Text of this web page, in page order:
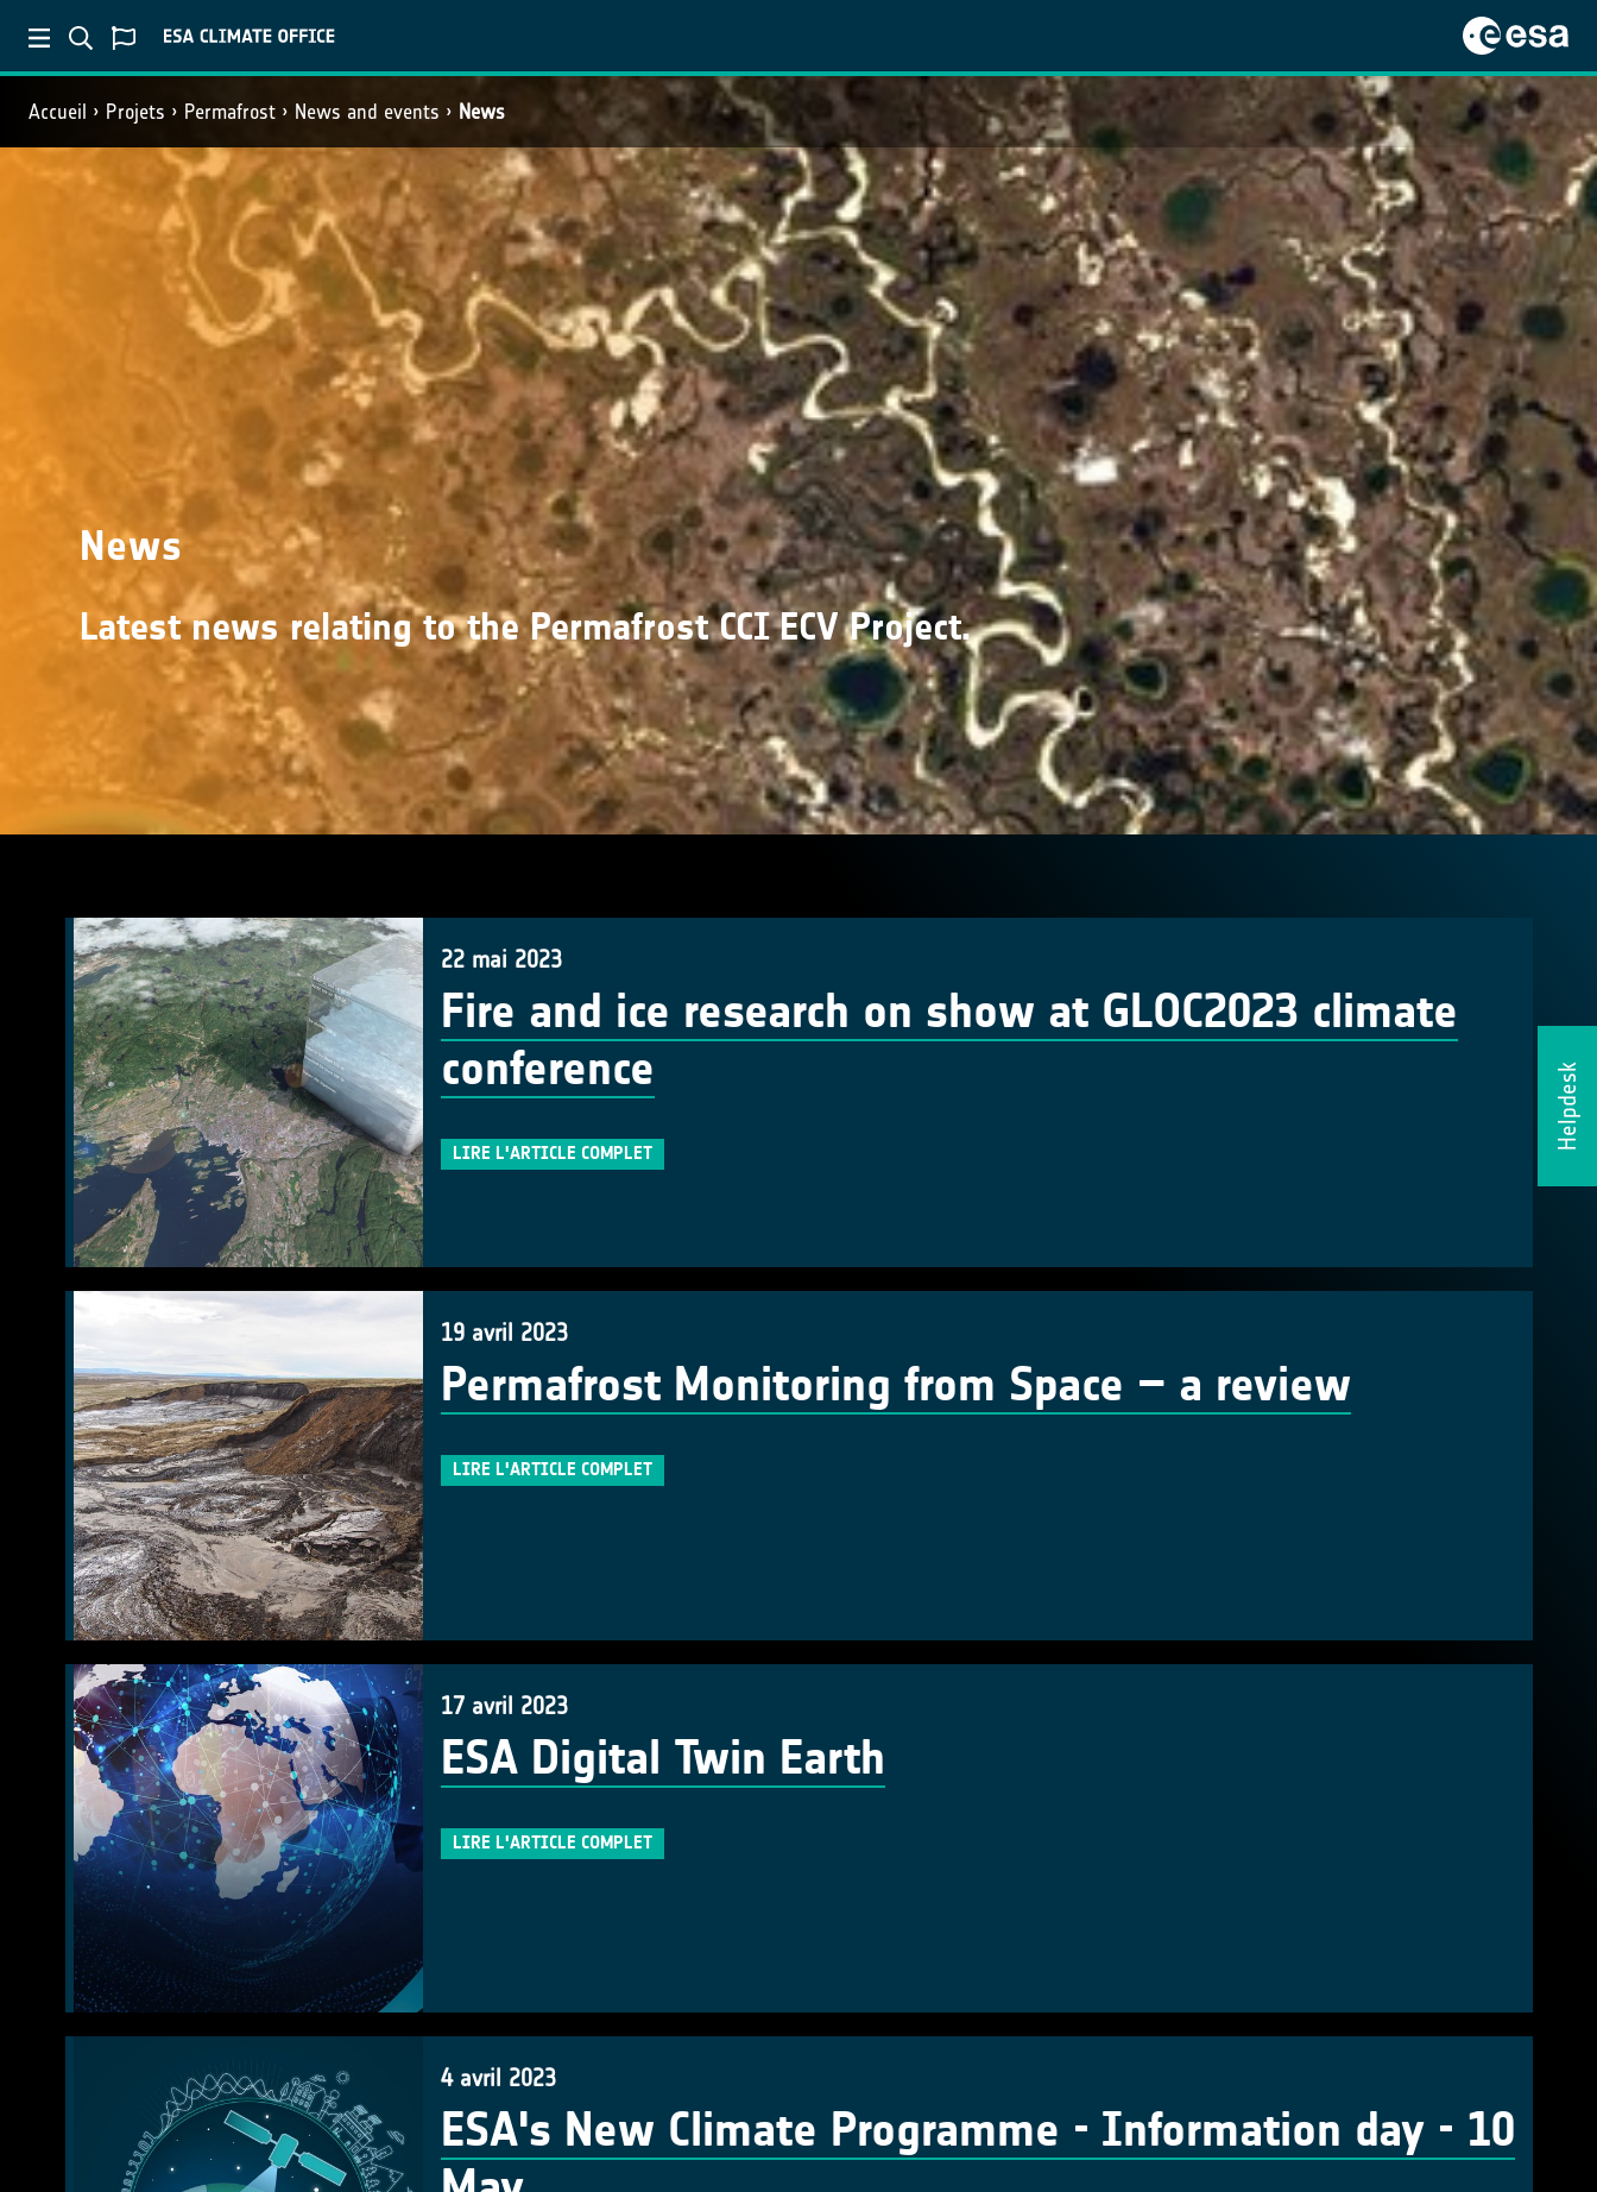
Accueil Projets Permafrost News and events News
Helpdesk
News
Latest news relating to the Permafrost CCI ECV Project.
22 mai 2023
Fire and ice research on show at GLOC2023 climate
conference
LIRE L'ARTICLE COMPLET
19 avril 2023
Permafrost Monitoring from Space – a review
LIRE L'ARTICLE COMPLET
17 avril 2023
ESA Digital Twin Earth
LIRE L'ARTICLE COMPLET
4 avril 2023
ESA's New Climate Programme - Information day - 10